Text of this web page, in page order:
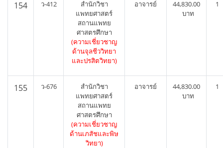
154 ว-412
สำนักวิชา
แพทยศาสตร์
สถานแพทย
ศาสตรศึกษา
(ความเชี่ยวชาญ
ด้านจุลชีววิทยา
และปรสิตวิทยา)
อาจารย์
44,830.00
บาท
1
155 ว-676
สำนักวิชา
แพทยศาสตร์
สถานแพทย
ศาสตรศึกษา
(ความเชี่ยวชาญ
ด้านเภสัชและพิษ
วิทยา)
อาจารย์
44,830.00
บาท
1